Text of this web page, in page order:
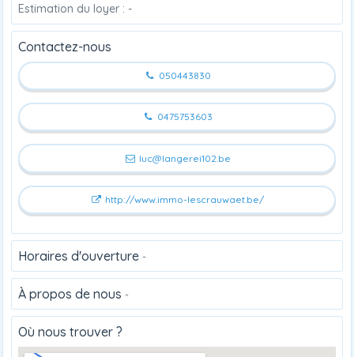
Estimation du loyer : -
Contactez-nous
050443830
0475753603
luc@langerei102.be
http://www.immo-lescrauwaet.be/
Horaires d'ouverture -
À propos de nous -
Où nous trouver ?